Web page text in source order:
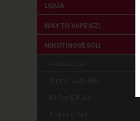
LIQUA
WAY TO VAPE (CZ)
NIKOTINOVÉ SOLI